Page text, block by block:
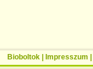
Bioboltok Impresszum